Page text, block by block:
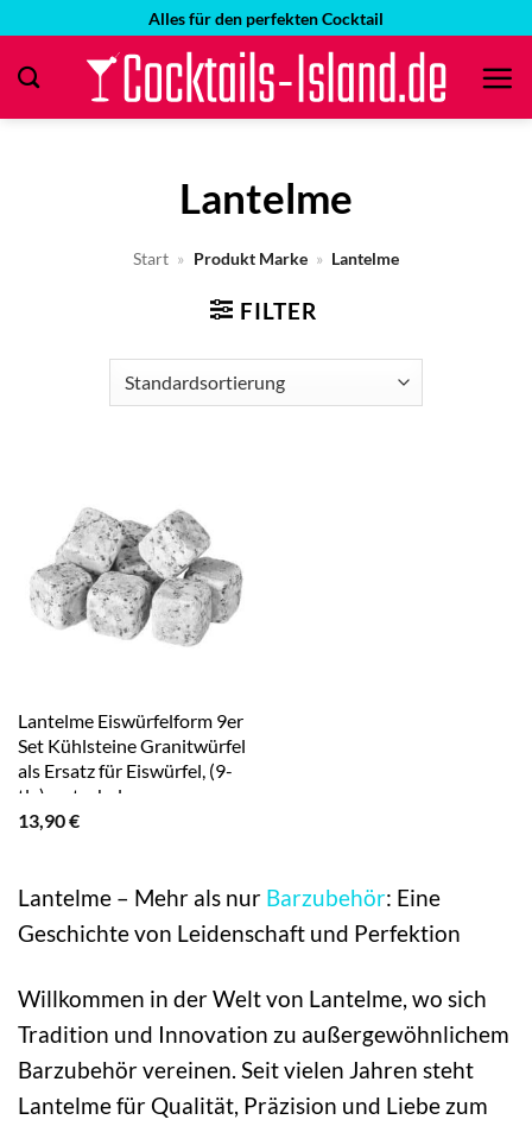
springen
Alles für den perfekten Cocktail
Lantelme
Start » Produkt Marke » Lantelme
FILTER
Lantelme Eiswürfelform 9er
Set Kühlsteine Granitwürfel
als Ersatz für Eiswürfel, (9-
tlg), naturbelassen
geschmacksneutral
13,90€
Lantelme – Mehr als nur Barzubehör: Eine
Geschichte von Leidenschaft und Perfektion
Willkommen in der Welt von Lantelme, wo sich
Tradition und Innovation zu außergewöhnlichem
Barzubehör vereinen. Seit vielen Jahren steht
Lantelme für Qualität, Präzision und Liebe zum